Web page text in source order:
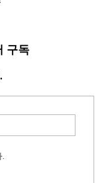
구독
.